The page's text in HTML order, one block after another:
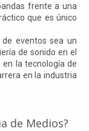
frente a una
que es único
eventos sea un
de sonido en el
la tecnología de
en la industria
de Medios?